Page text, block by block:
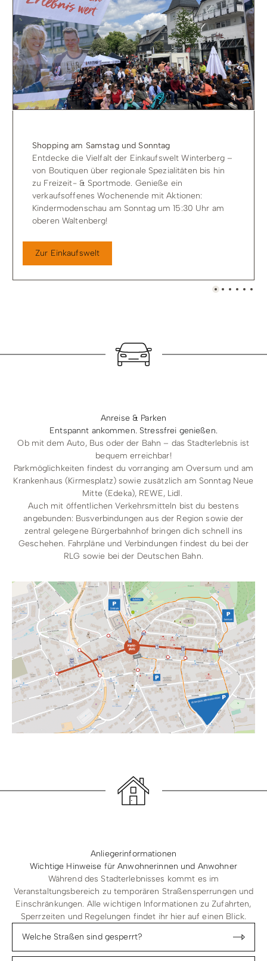
Shopping am Samstag und Sonntag
Entdecke die Vielfalt der Einkaufswelt Winterberg –
von Boutiquen über regionale Spezialitäten bis hin
zu Freizeit- & Sportmode. Genieße ein
verkaufsoffenes Wochenende mit Aktionen:
Kindermodenschau am Sonntag um 15:30 Uhr am
oberen Waltenberg!
Zur Einkaufswelt
Anreise & Parken
Entspannt ankommen. Stressfrei genießen.
Ob mit dem Auto, Bus oder der Bahn – das Stadterlebnis ist
bequem erreichbar!
Parkmöglichkeiten findest du vorranging am Oversum und am
Krankenhaus (Kirmesplatz) sowie zusätzlich am Sonntag Neue
Mitte (Edeka), REWE, Lidl.
Auch mit öffentlichen Verkehrsmitteln bist du bestens
angebunden: Busverbindungen aus der Region sowie der
zentral gelegene Bürgerbahnhof bringen dich schnell ins
Geschehen. Fahrpläne und Verbindungen findest du bei der
RLG sowie bei der Deutschen Bahn.
Anliegerinformationen
Wichtige Hinweise für Anwohnerinnen und Anwohner
Während des Stadterlebnisses kommt es im
Veranstaltungsbereich zu temporären Straßensperrungen und
Einschränkungen. Alle wichtigen Informationen zu Zufahrten,
Sperrzeiten und Regelungen findet ihr hier auf einen Blick.
Welche Straßen sind gesperrt?